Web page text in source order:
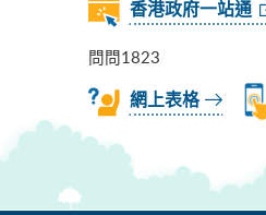
香港政府一站通
問問1823
網上表格